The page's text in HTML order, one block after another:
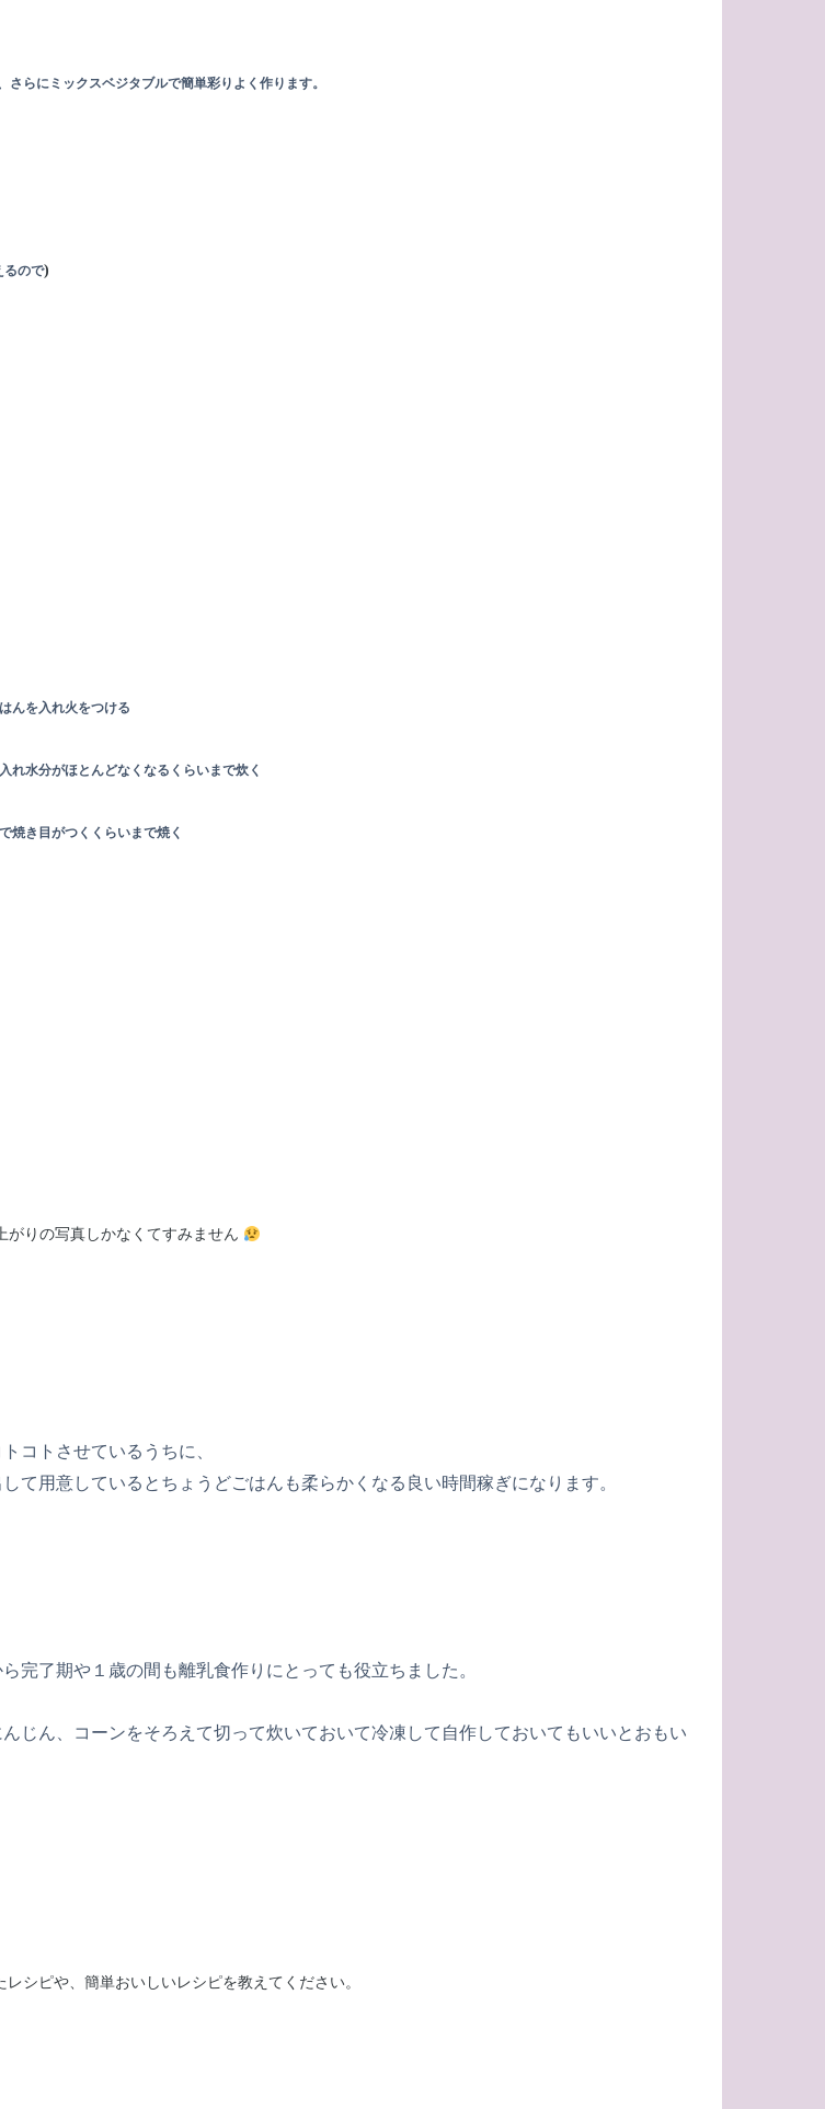
らにミックスベジタブルで簡単彩りよく作ります。
るので)
んを入れ火をつける
水分がほとんどなくなるくらいまで炊く
焼き目がつくくらいまで焼く
がりの写真しかなくてすみません
コトさせているうちに、
て用意しているとちょうどごはんも柔らかくなる良い時間稼ぎになります。
完了期や１歳の間も離乳食作りにとっても役立ちました。
じん、コーンをそろえて切って炊いておいて冷凍して自作しておいてもいいとおもい
シピや、簡単おいしいレシピを教えてください。